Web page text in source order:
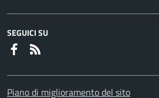
SEGUICI SU
Faceboook
Piano di miglioramento del sito